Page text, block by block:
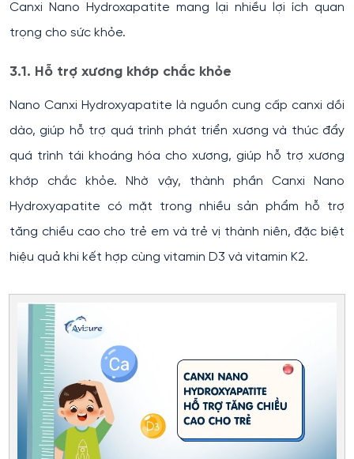
Canxi Nano Hydroxapatite mang lại nhiều lợi ích quan
trọng cho sức khỏe.
3.1. Hỗ trợ xương khớp chắc khỏe
Nano Canxi Hydroxyapatite là nguồn cung cấp canxi dồi
dào, giúp hỗ trợ quá trình phát triển xương và thúc đẩy
quá trình tái khoáng hóa cho xương, giúp hỗ trợ xương
khớp chắc khỏe. Nhờ vậy, thành phần Canxi Nano
Hydroxyapatite có mặt trong nhiều sản phẩm hỗ trợ
tăng chiều cao cho trẻ em và trẻ vị thành niên, đặc biệt
hiệu quả khi kết hợp cùng vitamin D3 và vitamin K2.